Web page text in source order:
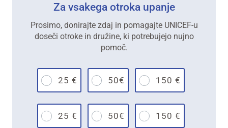
Za vsakega otroka upanje
Prosimo, donirajte zdaj in pomagajte UNICEF-u
doseči otroke in družine, ki potrebujejo nujno
pomoč.
25 € 50€ 150 €
25 € 50€ 150 €